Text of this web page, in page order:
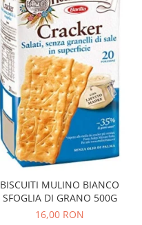
BISCUITI MULINO BIANCO
SFOGLIA DI GRANO 500G
16,00 RON